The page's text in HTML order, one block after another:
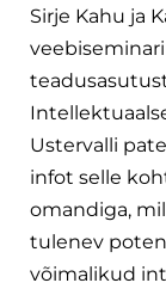
Sirje Kahu ja
Ustervalli
infot selle
omandiga,
tulenev
võimalikud